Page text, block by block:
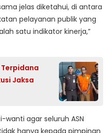
jelas diketahui, di antara
pelayanan publik yang
satu indikator kinerja,”
Terpidana
Jaksa
wanti agar seluruh ASN
hanya kepada pimpinan